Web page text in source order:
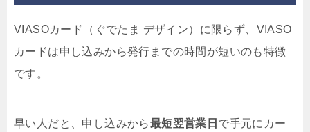
VIASOカード（ぐでたま デザイン）に限らず、VIASO
カードは申し込みから発行までの時間が短いのも特徴
です。
早い人だと、申し込みから最短翌営業日 で手元にカー